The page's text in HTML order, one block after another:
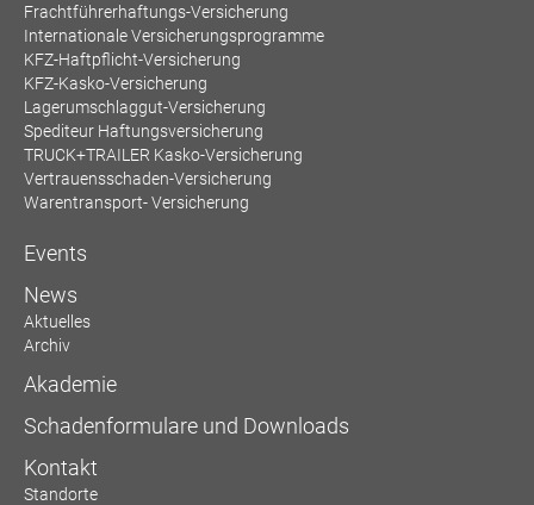
Frachtführerhaftungs-Versicherung
Internationale Versicherungsprogramme
KFZ-Haftpflicht-Versicherung
KFZ-Kasko-Versicherung
Lagerumschlaggut-Versicherung
Spediteur Haftungsversicherung
TRUCK+TRAILER Kasko-Versicherung
Vertrauensschaden-Versicherung
Warentransport- Versicherung
Events
News
Aktuelles
Archiv
Akademie
Schadenformulare und Downloads
Kontakt
Standorte